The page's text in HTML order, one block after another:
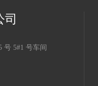
司
号 5#1 号车间